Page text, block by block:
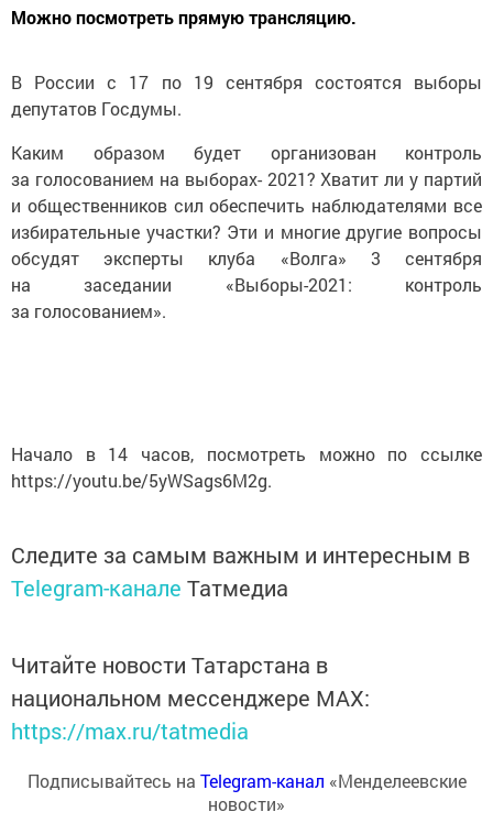
Можно посмотреть прямую трансляцию.
В России с 17 по 19 сентября состоятся выборы
депутатов Госдумы.
Каким образом будет организован контроль
за голосованием на выборах- 2021? Хватит ли у партий
и общественников сил обеспечить наблюдателями все
избирательные участки? Эти и многие другие вопросы
обсудят эксперты клуба «Волга» 3 сентября
на заседании «Выборы-2021: контроль
за голосованием».
Начало в 14 часов, посмотреть можно по ссылке
https://youtu.be/5yWSags6M2g.
Следите за самым важным и интересным в
Telegram-канале Татмедиа
Читайте новости Татарстана в
национальном мессенджере MАХ:
https://max.ru/tatmedia
Подписывайтесь на Telegram-канал «Менделеевские
новости»